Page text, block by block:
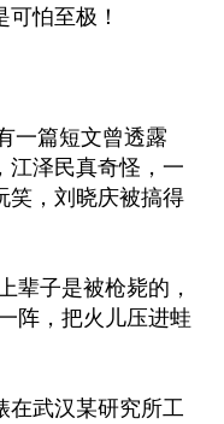
怕至极！
一篇短文曾透露
江泽民真奇怪，一
笑，刘晓庆被搞得
辈子是被枪毙的，
阵，把火儿压进蛙
在武汉某研究所工